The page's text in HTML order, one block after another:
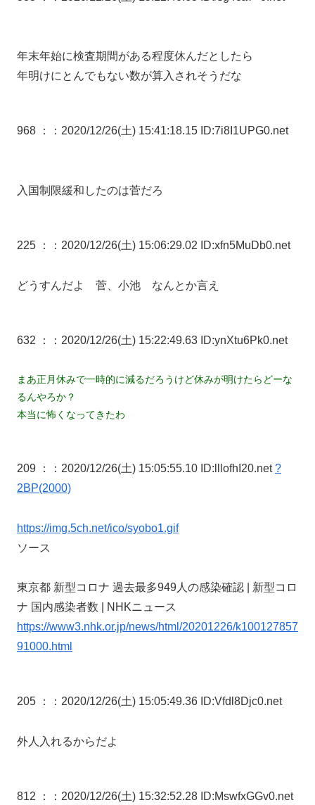
年末年始に検査期間がある程度休んだとしたら
年明けにとんでもない数が算入されそうだな
968 ： ：2020/12/26(土) 15:41:18.15 ID:7i8I1UPG0.net
入国制限緩和したのは菅だろ
225 ： ：2020/12/26(土) 15:06:29.02 ID:xfn5MuDb0.net
どうすんだよ 菅、小池 なんとか言え
632 ： ：2020/12/26(土) 15:22:49.63 ID:ynXtu6Pk0.net
まあ正月休みで一時的に減るだろうけど休みが明けたらどーな
るんやろか？
本当に怖くなってきたわ
209 ： ：2020/12/26(土) 15:05:55.10 ID:lllofhI20.net?
2BP(2000)
https://img.5ch.net/ico/syobo1.gif
ソース
東京都 新型コロナ 過去最多949人の感染確認 | 新型コロ
ナ 国内感染者数 | NHKニュース
https://www3.nhk.or.jp/news/html/20201226/k100127857
91000.html
205 ： ：2020/12/26(土) 15:05:49.36 ID:Vfdl8Djc0.net
外人入れるからだよ
812 ： ：2020/12/26(土) 15:32:52.28 ID:MswfxGGv0.net